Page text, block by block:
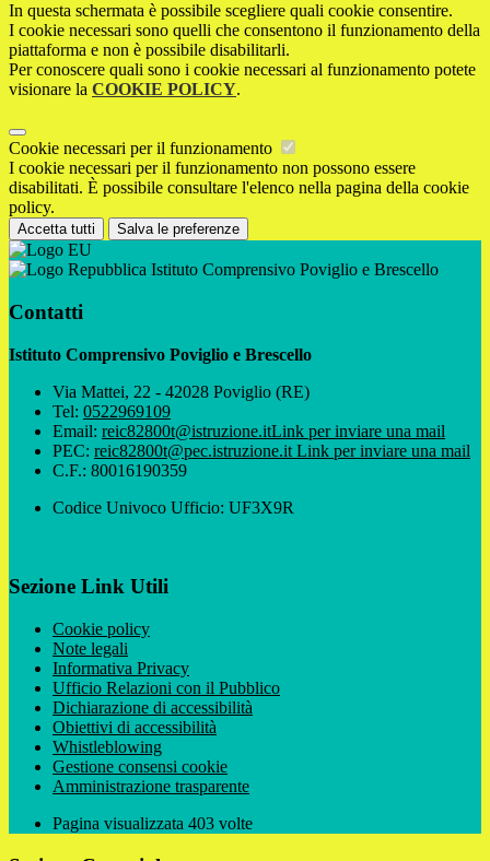
In questa schermata è possibile scegliere quali cookie consentire.
I cookie necessari sono quelli che consentono il funzionamento della
piattaforma e non è possibile disabilitarli.
Per conoscere quali sono i cookie necessari al funzionamento potete
visionare la COOKIE POLICY.
Cookie necessari per il funzionamento
I cookie necessari per il funzionamento non possono essere
disabilitati. È possibile consultare l'elenco nella pagina della cookie
policy.
Accetta tutti Salva le preferenze
Istituto Comprensivo Poviglio e Brescello
Contatti
Istituto Comprensivo Poviglio e Brescello
Via Mattei, 22 - 42028 Poviglio (RE)
Tel: 0522969109
Email: reic82800t@istruzione.itLink per inviare una mail
PEC: reic82800t@pec.istruzione.it Link per inviare una mail
C.F.: 80016190359
Codice Univoco Ufficio: UF3X9R
Sezione Link Utili
Cookie policy
Note legali
Informativa Privacy
Ufficio Relazioni con il Pubblico
Dichiarazione di accessibilità
Obiettivi di accessibilità
Whistleblowing
Gestione consensi cookie
Amministrazione trasparente
Pagina visualizzata 403 volte